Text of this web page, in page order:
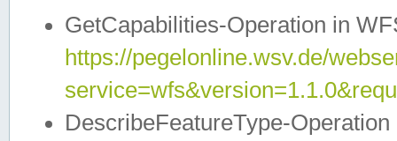
GetCapabilities-Operation in
https://pegelonline.wsv.de/
DescribeFeatureType-